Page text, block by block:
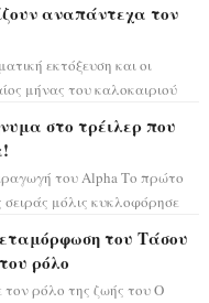
αναπάντεχα τον
εκτόξευση και οι
μήνας του καλοκαιριού
στο τρέιλερ που
του Alpha Το πρώτο
μόλις κυκλοφόρησε
του Τάσου
ρόλο
ρόλο της ζωής του Ο